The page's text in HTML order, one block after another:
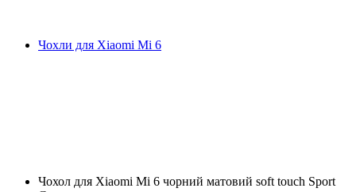
Чохли для Xiaomi Mi 6
Чохол для Xiaomi Mi 6 чорний матовий soft touch Sport